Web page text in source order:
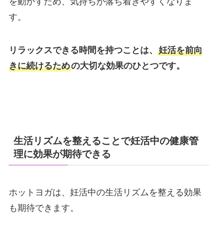
す。
リラックスできる時間を持つことは、 妊活を前向
きに続けるための大切な効果のひとつです。
生活リズムを整えることで妊活中の健康管
理に効果が期待できる
ホットヨガは、妊活中の生活リズムを整える効果
も期待できます。